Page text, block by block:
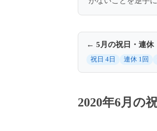
← 5月の祝日・連休
祝日 4日 連休 1回
2020年6月の